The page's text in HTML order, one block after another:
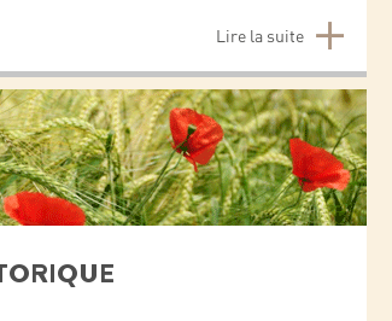
Lire la suite